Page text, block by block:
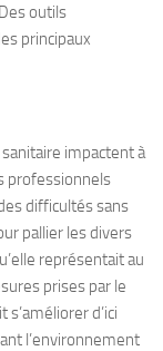
outils
principaux
impactent à
professionnels
difficultés sans
pallier les divers
représentait au
prises par le
d’ici
l’environnement